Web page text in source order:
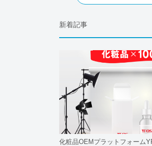
新着記事
化粧品OEMプラットフォーム